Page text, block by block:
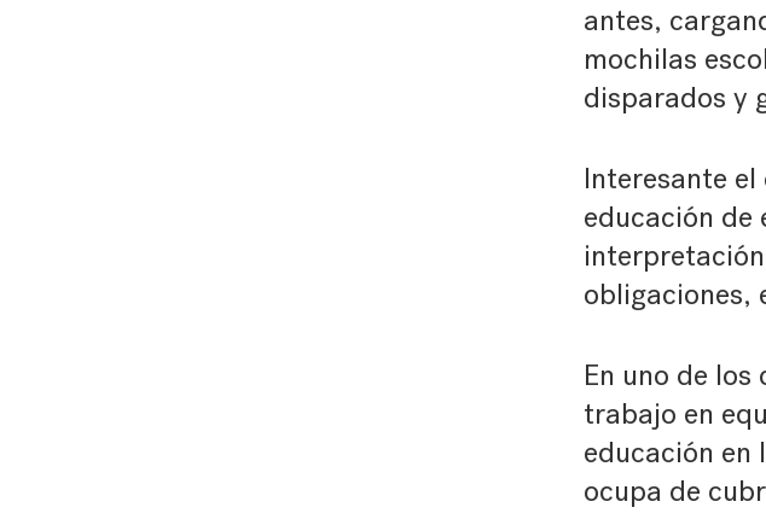
antes,
mochilas
disparados y
Interesante
educación de
obligaciones,
En uno de
trabajo en
educación en
ocupa de